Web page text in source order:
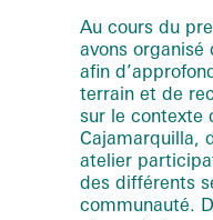
Au cours du
avons
afin
terrain et de
sur le contexte
Cajamarquilla,
atelier
des différents
communauté.